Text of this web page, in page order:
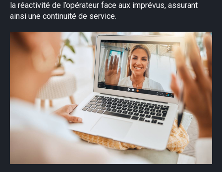
la réactivité de l’opérateur face aux imprévus, assurant
ainsi une continuité de service.